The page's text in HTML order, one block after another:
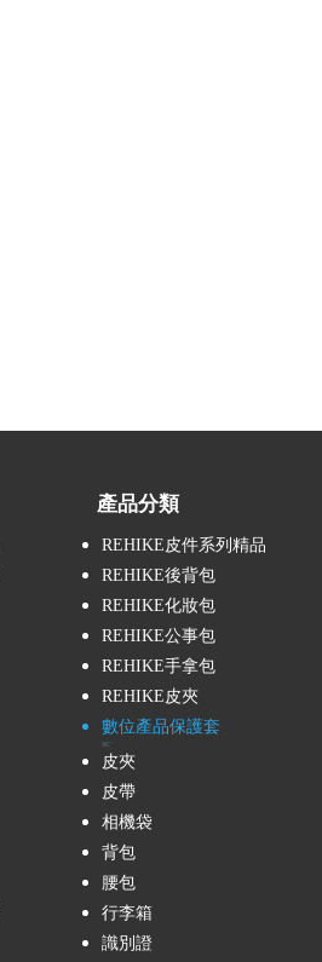
產品分類
REHIKE皮件系列精品
REHIKE後背包
REHIKE化妝包
REHIKE公事包
REHIKE手拿包
REHIKE皮夾
數位產品保護套
皮夾
皮帶
相機袋
背包
腰包
行李箱
識別證